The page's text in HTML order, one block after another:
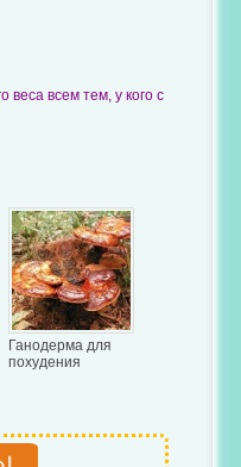
всем тем, у кого с
Ганодерма для
похудения